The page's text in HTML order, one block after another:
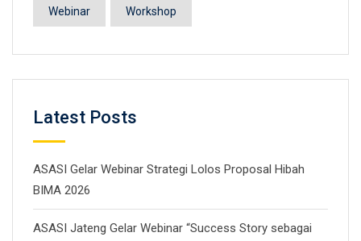
Webinar Workshop
Latest Posts
ASASI Gelar Webinar Strategi Lolos Proposal Hibah
BIMA 2026
ASASI Jateng Gelar Webinar “Success Story sebagai